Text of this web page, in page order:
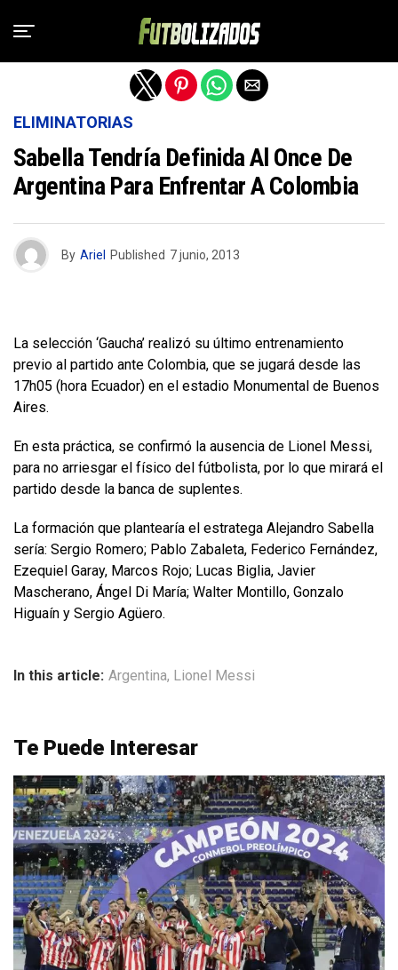
ELIMINATORIAS
Sabella Tendría Definida Al Once De
Argentina Para Enfrentar A Colombia
By Ariel Published 7 junio, 2013
La selección ‘Gaucha’ realizó su último entrenamiento
previo al partido ante Colombia, que se jugará desde las
17h05 (hora Ecuador) en el estadio Monumental de Buenos
Aires.
En esta práctica, se confirmó la ausencia de Lionel Messi,
para no arriesgar el físico del fútbolista, por lo que mirará el
partido desde la banca de suplentes.
La formación que plantearía el estratega Alejandro Sabella
sería: Sergio Romero; Pablo Zabaleta, Federico Fernández,
Ezequiel Garay, Marcos Rojo; Lucas Biglia, Javier
Mascherano, Ángel Di María; Walter Montillo, Gonzalo
Higuaín y Sergio Agüero.
In this article: Argentina, Lionel Messi
Te Puede Interesar
Salir de la versión móvil